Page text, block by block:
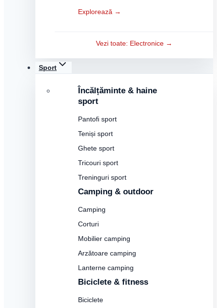
Explorează →
Vezi toate: Electronice →
Sport
Încălțăminte & haine
sport
Pantofi sport
Teniși sport
Ghete sport
Tricouri sport
Treninguri sport
Camping & outdoor
Camping
Corturi
Mobilier camping
Arzătoare camping
Lanterne camping
Biciclete & fitness
Biciclete